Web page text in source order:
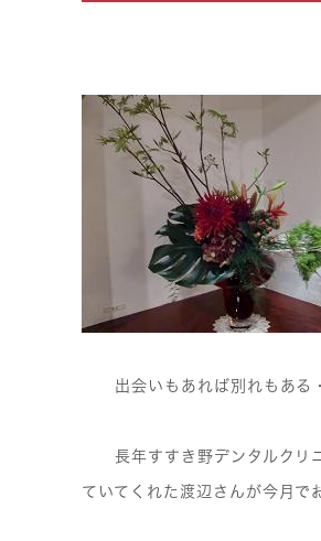
出会いもあれば別れもある
長年すすき野デンタルクリ
ていてくれた渡辺さんが今月で